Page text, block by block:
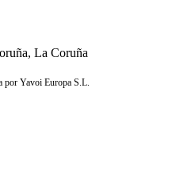
La Coruña
por Yavoi Europa S.L.